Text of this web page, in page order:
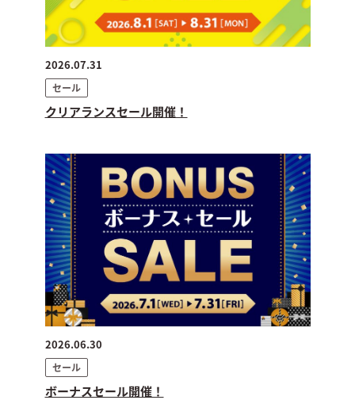
2026.07.31
セール
クリアランスセール開催！
2026.06.30
セール
ボーナスセール開催！